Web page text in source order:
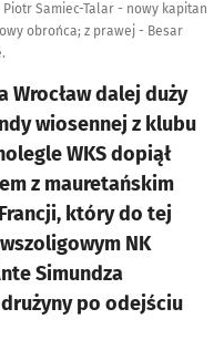
Samiec-Talar - nowy kapitan
obrońca; z prawej - Besar
Wrocław dalej duży
wiosennej z klubu
WKS dopiął
z mauretańskim
który do tej
NK
Simundza
po odejściu